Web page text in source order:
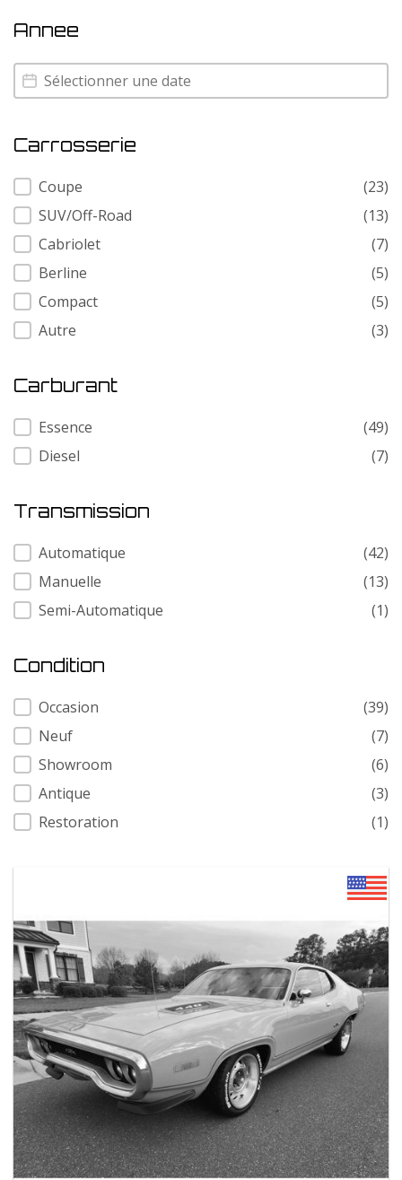
Annee
Annee
Annee
Carrosserie
Carrosserie
Coupe
(23)
SUV/Off-Road
(13)
Cabriolet
(7)
Berline
(5)
Compact
(5)
Autre
(3)
Carburant
Carburant
Essence
(49)
Diesel
(7)
Transmission
Transmission
Automatique
(42)
Manuelle
(13)
Semi-Automatique
(1)
Condition
Condition
Occasion
(39)
Neuf
(7)
Showroom
(6)
Antique
(3)
Restoration
(1)